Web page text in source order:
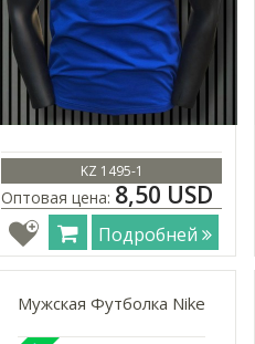
KZ 1495-1
Оптовая цена: 8,50 USD
Подробней
Мужская Футболка Nike